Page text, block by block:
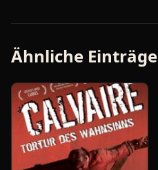
Ähnliche Einträge